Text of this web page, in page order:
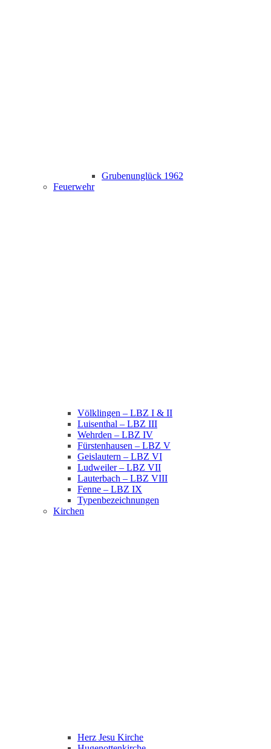
Grubenunglück 1962
Feuerwehr
Völklingen – LBZ I & II
Luisenthal – LBZ III
Wehrden – LBZ IV
Fürstenhausen – LBZ V
Geislautern – LBZ VI
Ludweiler – LBZ VII
Lauterbach – LBZ VIII
Fenne – LBZ IX
Typenbezeichnungen
Kirchen
Herz Jesu Kirche